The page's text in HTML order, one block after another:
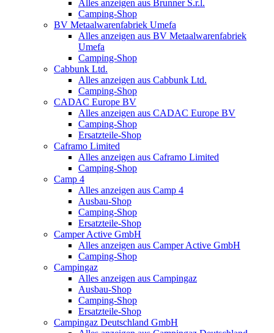
Alles anzeigen aus Brunner S.r.l.
Camping-Shop
BV Metaalwarenfabriek Umefa
Alles anzeigen aus BV Metaalwarenfabriek
Umefa
Camping-Shop
Cabbunk Ltd.
Alles anzeigen aus Cabbunk Ltd.
Camping-Shop
CADAC Europe BV
Alles anzeigen aus CADAC Europe BV
Camping-Shop
Ersatzteile-Shop
Caframo Limited
Alles anzeigen aus Caframo Limited
Camping-Shop
Camp 4
Alles anzeigen aus Camp 4
Ausbau-Shop
Camping-Shop
Ersatzteile-Shop
Camper Active GmbH
Alles anzeigen aus Camper Active GmbH
Camping-Shop
Campingaz
Alles anzeigen aus Campingaz
Ausbau-Shop
Camping-Shop
Ersatzteile-Shop
Campingaz Deutschland GmbH